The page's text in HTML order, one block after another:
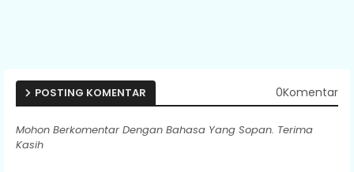
POSTING KOMENTAR 0Komentar
Mohon Berkomentar Dengan Bahasa Yang Sopan. Terima
Kasih